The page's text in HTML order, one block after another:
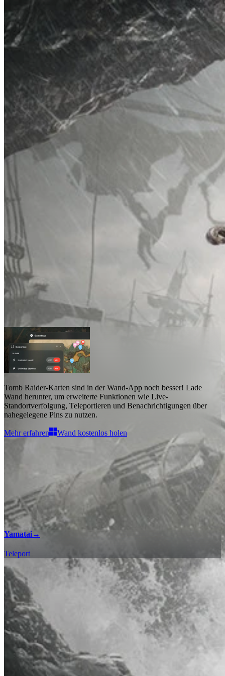
So funktioniert esSpielliste SpielekartenGame ToolsNeuigkeiten
Mein KontoHerunterladen
← Zurück zu allen Wand-Karten
Tomb Raider Karten
Karten
1
Erweiterte Funktionen
Tomb Raider-Karten sind in der Wand-App noch besser! Lade
Wand herunter, um erweiterte Funktionen wie Live-
Standortverfolgung, Teleportieren und Benachrichtigungen über
nahegelegene Pins zu nutzen.
Mehr erfahren Wand kostenlos holen
Yamatai→
Teleport
100% Checklisten
Finden Sie jedes Sammelobjekt und jede Begegnung in Tomb
Raider mit unserer interaktiven Karten-Checkliste, um 100%ige
Vollendung in allen Regionen zu erreichen.